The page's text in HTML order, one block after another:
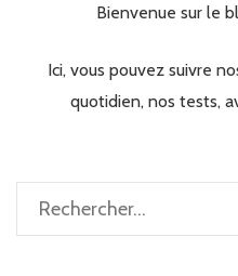
Bienvenue sur le
Ici, vous pouvez suivre
quotidien, nos tests,
Rechercher :